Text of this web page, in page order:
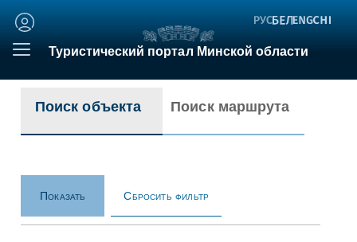
Туристический портал Минской области
Поиск объекта Поиск маршрута
Показать Сбросить фильтр